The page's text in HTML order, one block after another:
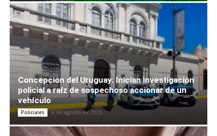
Concepción del Uruguay: Inician investigación
policial a raíz de sospechoso accionar de un
vehículo
Policiales 6 de agosto de 2026